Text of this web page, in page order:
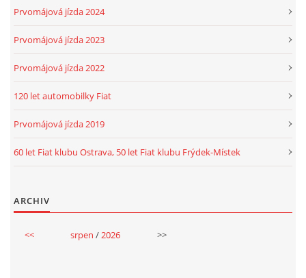
Prvomájová jízda 2024
Prvomájová jízda 2023
Prvomájová jízda 2022
120 let automobilky Fiat
Prvomájová jízda 2019
60 let Fiat klubu Ostrava, 50 let Fiat klubu Frýdek-Místek
ARCHIV
<< srpen / 2026 >>